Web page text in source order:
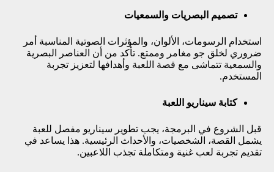
تصميم البصريات والسمعيات
استخدام الرسومات، الألوان، والمؤثرات الصوتية المناسبة أمر
ضروري لخلق جو مغامر وممتع. تأكد من أن العناصر البصرية
والسمعية تتماشى مع قصة اللعبة وأهدافها لتعزيز تجربة
المستخدم.
كتابة سيناريو اللعبة
قبل الشروع في البرمجة، يجب تطوير سيناريو مفصل للعبة
يشمل القصة، الشخصيات، والأحداث الرئيسية. هذا يساعد في
تقديم تجربة لعب غنية ومتكاملة تجذب اللاعبين.